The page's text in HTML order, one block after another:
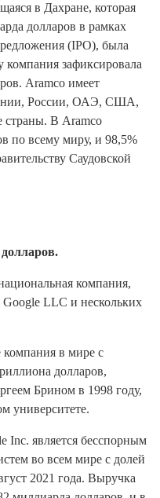
в Дахране, которая
долларов в рамках
(IPO), была
компания зафиксировала
Aramco имеет
России, ОАЭ, США,
страны. В Aramco
по всему миру, и 98,5%
Саудовской
компания,
Google LLC и нескольких
компания в мире с
долларов,
Брином в 1998 году,
университете.
Inc. является бесспорным
во всем мире с долей
2021 года. Выручка